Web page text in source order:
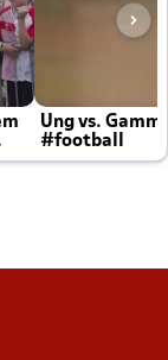
Ung vs.
#football